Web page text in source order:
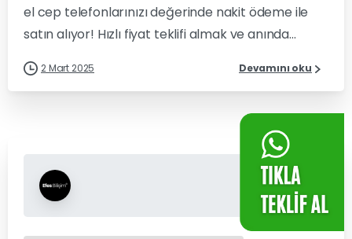
el cep telefonlarınızı değerinde nakit ödeme ile
satın alıyor! Hızlı fiyat teklifi almak ve anında...
2 Mart 2025 Devamını oku
0